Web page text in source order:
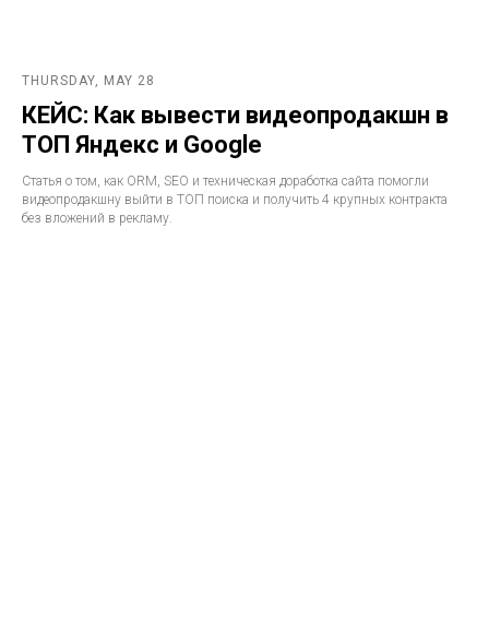
THURSDAY, MAY 28
КЕЙС: Как вывести видеопродакшн в
ТОП Яндекс и Google
Статья о том, как ORM, SEO и техническая доработка сайта помогли
видеопродакшну выйти в ТОП поиска и получить 4 крупных контракта
без вложений в рекламу.